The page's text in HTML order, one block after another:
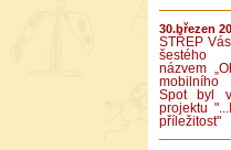
30.březen
STŘEP
šestého
názvem
mobilního
Spot byl
projektu
příležitost"